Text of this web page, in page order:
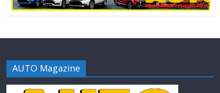
AUTO Magazine